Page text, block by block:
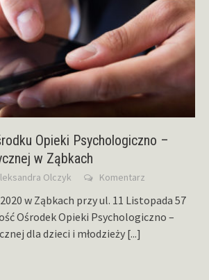
Opieki Psychologiczno –
w Ząbkach
Olczyk Komentarz
w Ząbkach przy ul. 11 Listopada 57
Ośrodek Opieki Psychologiczno –
dla dzieci i młodzieży [...]